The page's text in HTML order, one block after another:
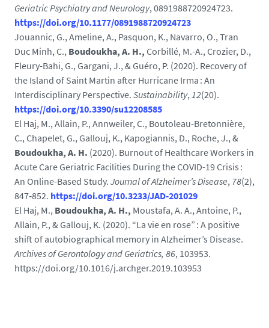
Geriatric Psychiatry and Neurology, 0891988720924723.
https://doi.org/10.1177/0891988720924723
Jouannic, G., Ameline, A., Pasquon, K., Navarro, O., Tran
Duc Minh, C., Boudoukha, A. H., Corbillé, M.-A., Crozier, D.,
Fleury-Bahi, G., Gargani, J., & Guéro, P. (2020). Recovery of
the Island of Saint Martin after Hurricane Irma : An
Interdisciplinary Perspective. Sustainability,12(20).
https://doi.org/10.3390/su12208585
El Haj, M., Allain, P., Annweiler, C., Boutoleau-Bretonnière,
C., Chapelet, G., Gallouj, K., Kapogiannis, D., Roche, J., &
Boudoukha, A. H. (2020). Burnout of Healthcare Workers in
Acute Care Geriatric Facilities During the COVID-19 Crisis :
An Online-Based Study. Journal of Alzheimer’s Disease, 78(2),
847‑852. https://doi.org/10.3233/JAD-201029
El Haj, M., Boudoukha, A. H., Moustafa, A. A., Antoine, P.,
Allain, P., & Gallouj, K. (2020). “La vie en rose” : A positive
shift of autobiographical memory in Alzheimer’s Disease.
Archives of Gerontology and Geriatrics, 86, 103953.
https://doi.org/10.1016/j.archger.2019.103953